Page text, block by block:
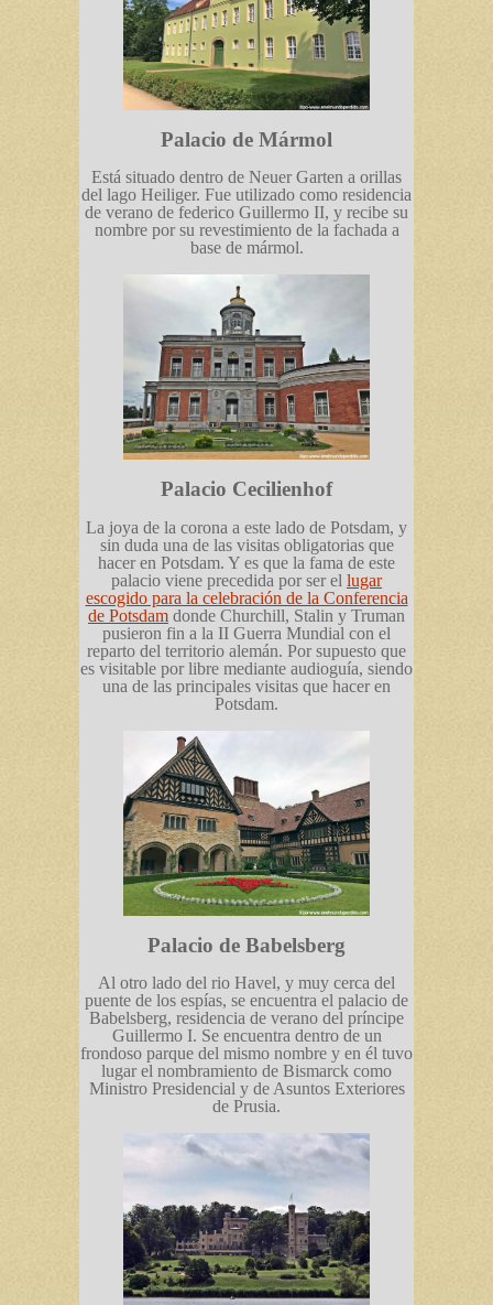
Palacio de Mármol
Está situado dentro de Neuer Garten a orillas
del lago Heiliger. Fue utilizado como residencia
de verano de federico Guillermo II, y recibe su
nombre por su revestimiento de la fachada a
base de mármol.
Palacio Cecilienhof
La joya de la corona a este lado de Potsdam, y
sin duda una de las visitas obligatorias que
hacer en Potsdam. Y es que la fama de este
palacio viene precedida por ser el lugar
escogido para la celebración de la Conferencia
de Potsdam donde Churchill, Stalin y Truman
pusieron fin a la II Guerra Mundial con el
reparto del territorio alemán. Por supuesto que
es visitable por libre mediante audioguía, siendo
una de las principales visitas que hacer en
Potsdam.
Palacio de Babelsberg
Al otro lado del rio Havel, y muy cerca del
puente de los espías, se encuentra el palacio de
Babelsberg, residencia de verano del príncipe
Guillermo I. Se encuentra dentro de un
frondoso parque del mismo nombre y en él tuvo
lugar el nombramiento de Bismarck como
Ministro Presidencial y de Asuntos Exteriores
de Prusia.